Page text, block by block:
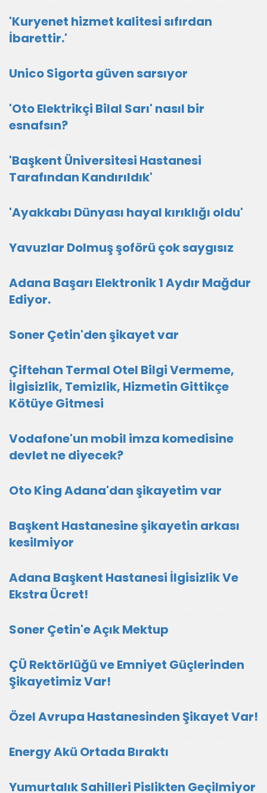
'Kuryenet hizmet kalitesi sıfırdan
İbarettir.'
Unico Sigorta güven sarsıyor
'Oto Elektrikçi Bilal Sarı' nasıl bir
esnafsın?
'Başkent Üniversitesi Hastanesi
Tarafından Kandırıldık'
'Ayakkabı Dünyası hayal kırıklığı oldu'
Yavuzlar Dolmuş şoförü çok saygısız
Adana Başarı Elektronik 1 Aydır Mağdur
Ediyor.
Soner Çetin'den şikayet var
Çiftehan Termal Otel Bilgi Vermeme,
İlgisizlik, Temizlik, Hizmetin Gittikçe
Kötüye Gitmesi
Vodafone'un mobil imza komedisine
devlet ne diyecek?
Oto King Adana'dan şikayetim var
Başkent Hastanesine şikayetin arkası
kesilmiyor
Adana Başkent Hastanesi İlgisizlik Ve
Ekstra Ücret!
Soner Çetin'e Açık Mektup
ÇÜ Rektörlüğü ve Emniyet Güçlerinden
Şikayetimiz Var!
Özel Avrupa Hastanesinden Şikayet Var!
Energy Akü Ortada Bıraktı
Yumurtalık Sahilleri Pislikten Geçilmiyor